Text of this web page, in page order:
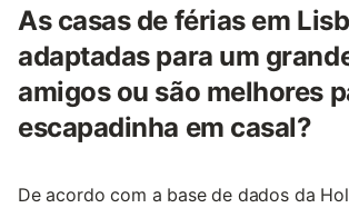
As casas de férias em
adaptadas para um
amigos ou são melhores
escapadinha em casal?
De acordo com a base de dados da